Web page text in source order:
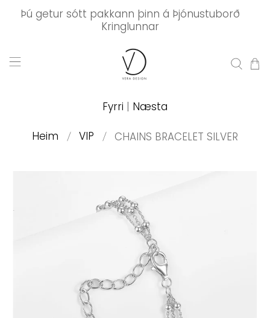
Þú getur sótt pakkann þinn á Þjónustuborð
Kringlunnar
Heim VIP CHAINS BRACELET SILVER
Fyrri | Næsta